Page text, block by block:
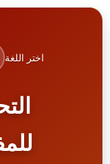
اختر اللغة